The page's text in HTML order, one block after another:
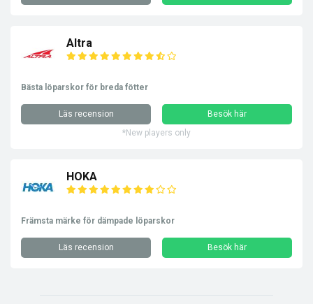
Altra
Bästa löparskor för breda fötter
Läs recension
Besök här
*New players only
HOKA
Främsta märke för dämpade löparskor
Läs recension Besök här